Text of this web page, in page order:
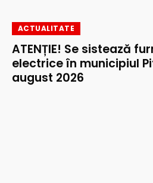
ACTUALITATE
ATENȚIE! Se sistează
electrice în municipiul
august 2026